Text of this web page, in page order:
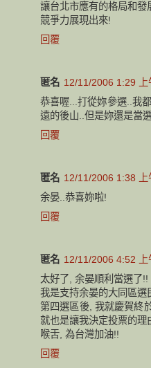
讓台北市應有的格局和發
競爭力展現出來!
回覆
匿名 12/11/2006 1:29 上
恭喜喔...打從妳參選..我
遠的後山..但是妳還是當
回覆
匿名 12/11/2006 1:38 上
余晏..恭喜妳啦!
回覆
匿名 12/11/2006 4:52 上
太好了, 余晏順利當選了!!
我是支持余晏的大同區
第四選區後, 我就慶賀終
就也是讓我決定投票的
喉舌, 為台灣加油!!
回覆